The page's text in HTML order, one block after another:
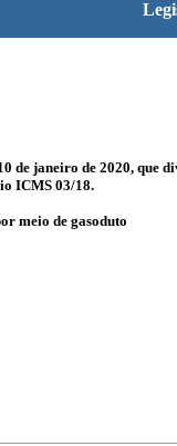
de janeiro de 2020, que
ICMS 03/18.
meio de gasoduto